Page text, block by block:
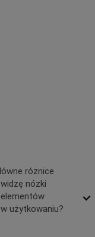
różnice
nózki
użytkowaniu?